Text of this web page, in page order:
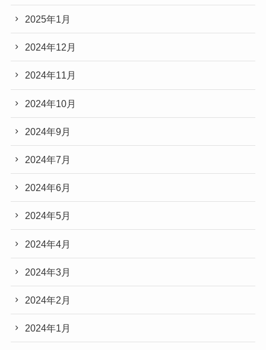
2025年1月
2024年12月
2024年11月
2024年10月
2024年9月
2024年7月
2024年6月
2024年5月
2024年4月
2024年3月
2024年2月
2024年1月